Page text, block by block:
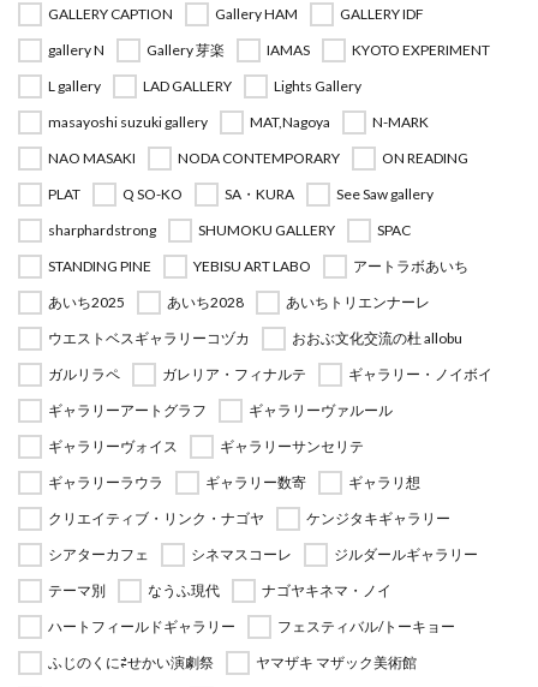
GALLERY CAPTION
Gallery HAM
GALLERY IDF
gallery N
Gallery 芽楽 IAMAS
KYOTO EXPERIMENT
L gallery
LAD GALLERY
Lights Gallery
masayoshi suzuki gallery
MAT,Nagoya
N-MARK
NAO MASAKI
NODA CONTEMPORARY
ON READING
PLAT
Q SO-KO SA・KURA
See Saw gallery
sharphardstrong
SHUMOKU GALLERY
SPAC
STANDING PINE
YEBISU ART LABO
アートラボあいち
あいち2025
あいち2028
あいちトリエンナーレ
ウエストベスギャラリーコヅカ
おおぶ文化交流の杜 allobu
ガルリラペ
ガレリア・フィナルテ
ギャラリー・ノイボイ
ギャラリーアートグラフ
ギャラリーヴァルール
ギャラリーヴォイス
ギャラリーサンセリテ
ギャラリーラウラ
ギャラリー数寄
ギャラリ想
クリエイティブ・リンク・ナゴヤ
ケンジタキギャラリー
シアターカフェ
シネマスコーレ
ジルダールギャラリー
テーマ別
なうふ現代
ナゴヤキネマ・ノイ
ハートフィールドギャラリー
フェスティバル/トーキョー
ふじのくに⇄せかい演劇祭
ヤマザキ マザック美術館